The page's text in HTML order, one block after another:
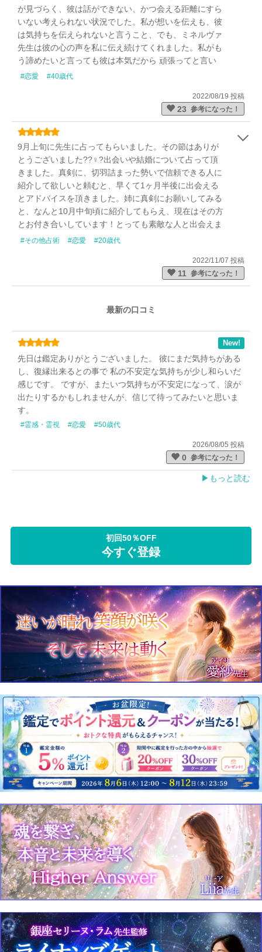
が見づらく、彼は話ができない、かつ会える距離にすら
いない考えられない状況でした。私が想いを伝えも、彼
は気持ちを伝えられないと言うこと、でも、ミネルヴァ
先生は彼の心の声を私に伝え続けてくれました。私がも
う諦めたいと言っても彼は本気だから 頑張ってと言い
続けてくれました。泣いたりて不安になり大変な私をと
い！言い切る先生が怖い位でした。でも、昨日私の中で
彼の気持ちは先生が仰っていた通りと信じられる結果と
なりました。お互いの事情で会うことはすぐにはできま
せんが、会えた時はしっかりとお互いの今までの想いを
確かめ合いたいと思います。先生、全てが私の中では不
確定で見えませんでした。でも、ミネルヴァ先生には本
当に見えていました。鑑定以外でも定期的にメールも届
きその言葉にどれだけ救われたか！心が苦しい方ミネル
ヴァ先生を頼って見て下さい。一緒に最善の答えを見つ
けてくれる先生です！！絶対に最後の最後まで手を握っ
てくれる温かい先生です！！
#恋愛 #40歳代
2022/08/19 投稿
23 参考になった！
9月上旬に先生に占ってもらいました。その節はありが
とうございました??♀?出会いや結婚について占って頂
きました。真剣に、切羽詰まった勢いで信頼できる人に
紹介して欲しいと頼むと、早くて1ヶ月半後に出会える
とアドバイスを頂きました。姉に真剣にお願いしてみる
と、なんと10月中旬頃に紹介してもらえ、現在はその方
とお付き合いしています！とっても素敵な人と出会えま
した！先生、本当にありがとうございました??
#その他占術 #恋愛 #20歳代
2022/11/07 投稿
11 参考になった！
最新の口コミ
New!
先日は鑑定ありがとうございました。 彼にまだ気持ちがある
し、復縁出来るとの事で 私の不安定な気持ちが少し和らいだ
感じです。 ですが、またいつ気持ちが不安定になって、涙が
出たりするかもしれませんが、信じて待ってみたいと思いま
す。
#霊感・霊視 #恋愛 #50歳代
2026/08/05 投稿
0 参考になった！
▶︎もっと読む
初回50％OFF
今すぐ登録